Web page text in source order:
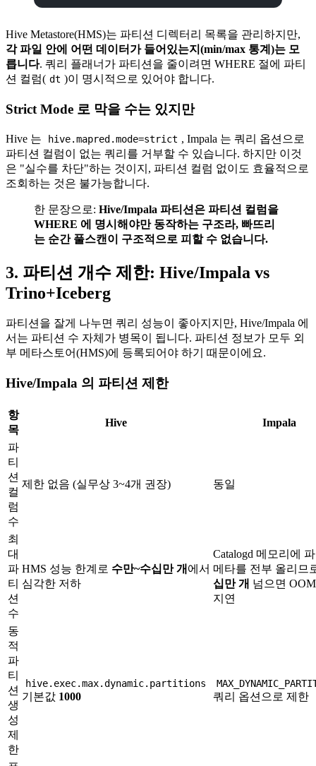
Hive Metastore(HMS)는 파티션 디렉터리 목록을 관리하지만,
각 파일 안에 어떤 데이터가 들어있는지(min/max 통계)는 모
릅니다. 쿼리 플래너가 파티션을 줄이려면 WHERE 절에 파티
션 컬럼( dt )이 명시적으로 있어야 합니다.
Strict Mode 로 막을 수는 있지만
Hive 는 hive.mapred.mode=strict , Impala 는 쿼리 옵션으로
파티션 컬럼이 없는 쿼리를 거부할 수 있습니다. 하지만 이것
은 "실수를 차단"하는 것이지, 파티션 컬럼 없이도 효율적으로
조회하는 것은 불가능합니다.
한 문장으로: Hive/Impala 파티션은 파티션 컬럼을
WHERE 에 명시해야만 동작하는 구조라, 빠뜨리
는 순간 풀스캔이 구조적으로 피할 수 없습니다.
3. 파티션 개수 제한: Hive/Impala vs
Trino+Iceberg
파티션을 잘게 나누면 쿼리 성능이 좋아지지만, Hive/Impala 에
서는 파티션 수 자체가 병목이 됩니다. 파티션 정보가 모두 외
부 메타스토어(HMS)에 등록되어야 하기 때문이에요.
Hive/Impala 의 파티션 제한
항
목
Hive Impala
파
티
션
컬
럼
수
제한 없음 (실무상 3~4개 권장) 동일
최
대
파
티
션
수
HMS 성능 한계로 수만~수십만 개 에서
심각한 저하
Catalogd 메모리에
메타를 전부 올리므
십만 개 넘으면
지연
동
적
파
티
션
생
성
제
한
hive.exec.max.dynamic.partitions
기본값 1000 쿼리 옵션으로 제한